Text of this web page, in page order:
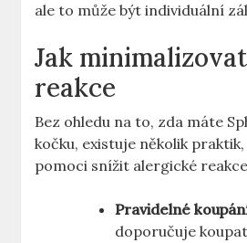
ale to může být individuální
Jak
reakce
Bez ohledu na to, zda máte
kočku, existuje několik
pomoci snížit alergické
Pravidelné
doporučuje